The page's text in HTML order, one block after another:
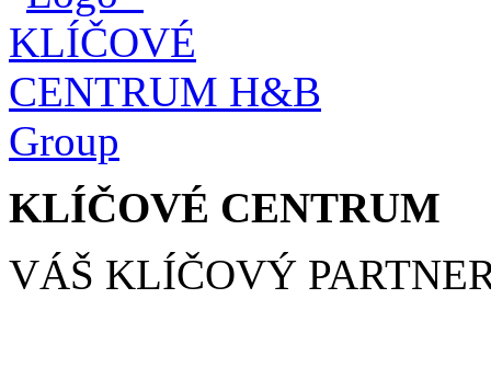
KLÍČOVÉ CENTRUM
VÁŠ KLÍČOVÝ